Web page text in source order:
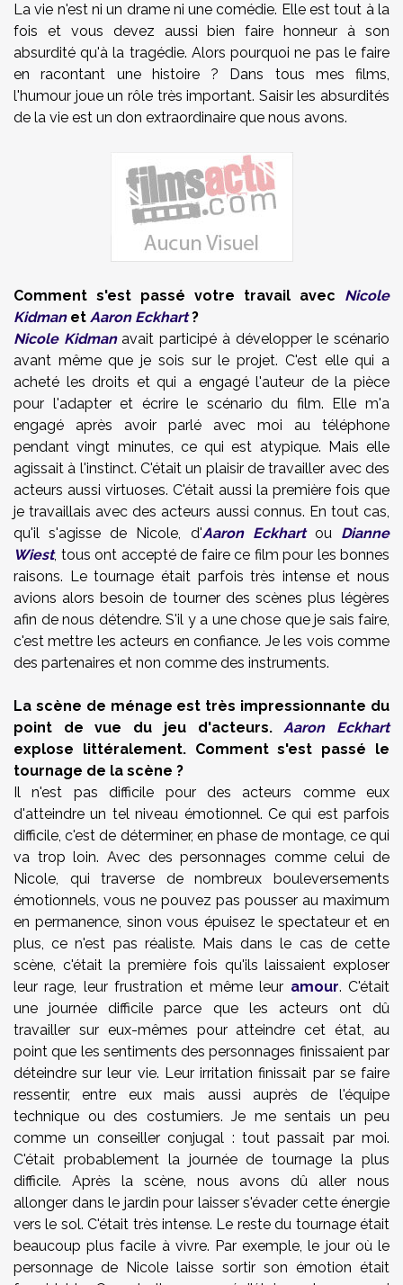
La vie n'est ni un drame ni une comédie. Elle est tout à la
fois et vous devez aussi bien faire honneur à son
absurdité qu'à la tragédie. Alors pourquoi ne pas le faire
en racontant une histoire ? Dans tous mes films,
l'humour joue un rôle très important. Saisir les absurdités
de la vie est un don extraordinaire que nous avons.
Comment s'est passé votre travail avec Nicole
Kidmanet Aaron Eckhart?
Nicole Kidmanavait participé à développer le scénario
avant même que je sois sur le projet. C'est elle qui a
acheté les droits et qui a engagé l'auteur de la pièce
pour l'adapter et écrire le scénario du film. Elle m'a
engagé après avoir parlé avec moi au téléphone
pendant vingt minutes, ce qui est atypique. Mais elle
agissait à l'instinct. C'était un plaisir de travailler avec des
acteurs aussi virtuoses. C'était aussi la première fois que
je travaillais avec des acteurs aussi connus. En tout cas,
qu'il s'agisse de Nicole, d'Aaron Eckhartou Dianne
Wiest, tous ont accepté de faire ce film pour les bonnes
raisons. Le tournage était parfois très intense et nous
avions alors besoin de tourner des scènes plus légères
afin de nous détendre. S'il y a une chose que je sais faire,
c'est mettre les acteurs en confiance. Je les vois comme
des partenaires et non comme des instruments.
La scène de ménage est très impressionnante du
point de vue du jeu d'acteurs.Aaron Eckhart
explose littéralement. Comment s'est passé le
tournage de la scène ?
Il n'est pas difficile pour des acteurs comme eux
d'atteindre un tel niveau émotionnel. Ce qui est parfois
difficile, c'est de déterminer, en phase de montage, ce qui
va trop loin. Avec des personnages comme celui de
Nicole, qui traverse de nombreux bouleversements
émotionnels, vous ne pouvez pas pousser au maximum
en permanence, sinon vous épuisez le spectateur et en
plus, ce n'est pas réaliste. Mais dans le cas de cette
scène, c'était la première fois qu'ils laissaient exploser
leur rage, leur frustration et même leur amour. C'était
une journée difficile parce que les acteurs ont dû
travailler sur eux-mêmes pour atteindre cet état, au
point que les sentiments des personnages finissaient par
déteindre sur leur vie. Leur irritation finissait par se faire
ressentir, entre eux mais aussi auprès de l'équipe
technique ou des costumiers. Je me sentais un peu
comme un conseiller conjugal : tout passait par moi.
C'était probablement la journée de tournage la plus
difficile. Après la scène, nous avons dû aller nous
allonger dans le jardin pour laisser s'évader cette énergie
vers le sol. C'était très intense. Le reste du tournage était
beaucoup plus facile à vivre. Par exemple, le jour où le
personnage de Nicole laisse sortir son émotion était